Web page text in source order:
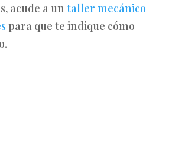
acude a un taller mecánico
para que te indique cómo